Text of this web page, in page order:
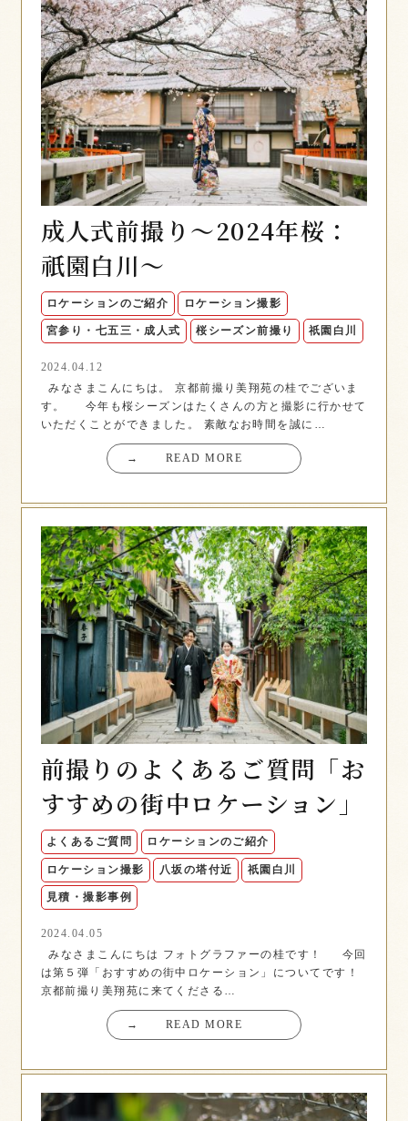
成人式前撮り〜2024年桜：
祇園白川〜
ロケーションのご紹介 ロケーション撮影
宮参り・七五三・成人式 桜シーズン前撮り 祇園白川
2024.04.12
みなさまこんにちは。 京都前撮り美翔苑の桂でございま
す。 今年も桜シーズンはたくさんの方と撮影に行かせて
いただくことができました。 素敵なお時間を誠に…
→ READ MORE
前撮りのよくあるご質問「お
すすめの街中ロケーション」
よくあるご質問 ロケーションのご紹介
ロケーション撮影 八坂の塔付近 祇園白川
見積・撮影事例
2024.04.05
みなさまこんにちは フォトグラファーの桂です！ 今回
は第５弾「おすすめの街中ロケーション」についてです！
京都前撮り美翔苑に来てくださる…
→ READ MORE